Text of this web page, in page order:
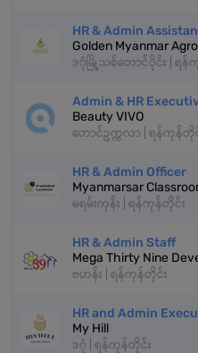
HR & Admin
Golden Myanmar
ဒဂုံမြို့သစ်တောင်ပိုင်း | ရန်
Admin & HR
Beauty VIVO
တောင်ဥက္ကလာ | ရန်ကုန်တို
HR & Admin Officer
Myanmarsar
မရမ်းကုန်း | ရန်ကုန်တိုင်း
HR & Admin Staff
Mega Thirty Nine
ဗဟန်း | ရန်ကုန်တိုင်း
HR and Admin
My Hill
ဒဂုံ | ရန်ကုန်တိုင်း